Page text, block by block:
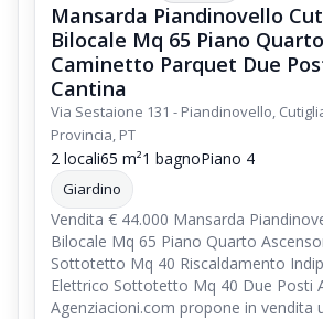
Mansarda Piandinovello
Bilocale Mq 65 Piano
Caminetto Parquet Due
Cantina
Via Sestaione 131 - Piandinovello,
Provincia, PT
2 locali65 m²1 bagnoPiano 4
Giardino
Vendita € 44.000 Mansarda
Bilocale Mq 65 Piano Quarto
Sottotetto Mq 40 Riscaldamento
Elettrico Sottotetto Mq 40 Due Posti
Agenziacioni.com propone in vendita